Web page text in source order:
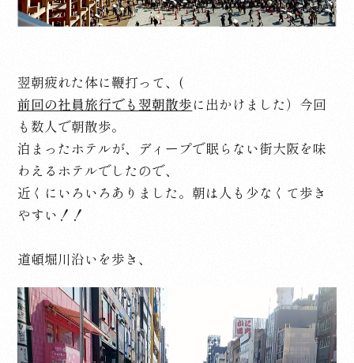
翌朝疲れた体に鞭打って、(
前回の社員旅行でも翌朝散歩に出かけました）今回
も数人で朝散歩。
泊まったホテルが、ディープで眠らない街大阪を味
わえるホテルでしたので、
近くにいろいろありました。朝は人も少なくて歩き
やすい！！
道頓堀川沿いを歩き、